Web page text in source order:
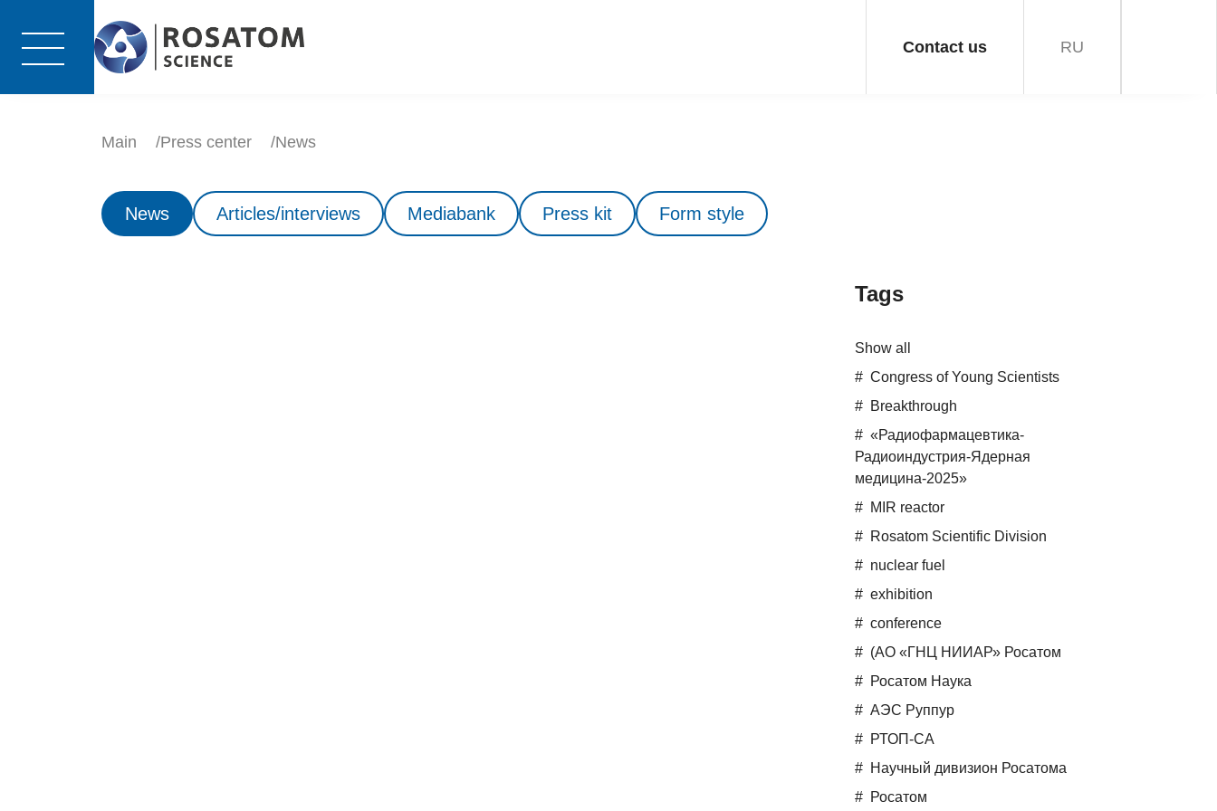
Contact us RU
Main Press center News
News Articles/interviews Mediabank Press kit Form style
Tags
Show all
Congress of Young Scientists
Breakthrough
«Радиофармацевтика-
Радиоиндустрия-Ядерная
медицина-2025»
MIR reactor
Rosatom Scientific Division
nuclear fuel
exhibition
conference
(АО «ГНЦ НИИАР» Росатом
Росатом Наука
АЭС Руппур
РТОП-СА
Научный дивизион Росатома
Росатом